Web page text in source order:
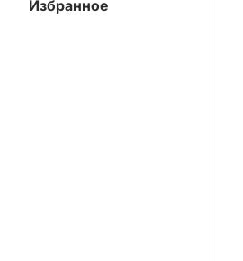
Избранное